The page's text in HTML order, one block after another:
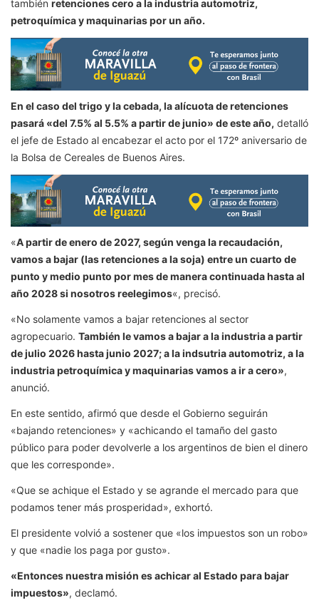
también retenciones cero a la industria automotriz,
petroquímica y maquinarias por un año.
En el caso del trigo y la cebada, la alícuota de retenciones
pasará «del 7.5% al 5.5% a partir de junio» de este año, detalló
el jefe de Estado al encabezar el acto por el 172º aniversario de
la Bolsa de Cereales de Buenos Aires.
«A partir de enero de 2027, según venga la recaudación,
vamos a bajar (las retenciones a la soja) entre un cuarto de
punto y medio punto por mes de manera continuada hasta al
año 2028 si nosotros reelegimos«, precisó.
«No solamente vamos a bajar retenciones al sector
agropecuario. También le vamos a bajar a la industria a partir
de julio 2026 hasta junio 2027; a la indsutria automotriz, a la
industria petroquímica y maquinarias vamos a ir a cero»,
anunció.
En este sentido, afirmó que desde el Gobierno seguirán
«bajando retenciones» y «achicando el tamaño del gasto
público para poder devolverle a los argentinos de bien el dinero
que les corresponde».
«Que se achique el Estado y se agrande el mercado para que
podamos tener más prosperidad», exhortó.
El presidente volvió a sostener que «los impuestos son un robo»
y que «nadie los paga por gusto».
«Entonces nuestra misión es achicar al Estado para bajar
impuestos», declamó.